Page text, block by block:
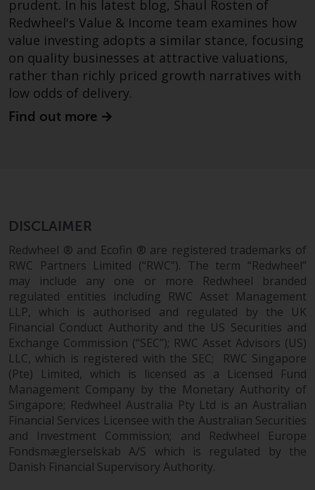
wirksam.
Copyright
Kein Teil dieser Website darf
prudent. In his latest blog, Shaul Rosten of
Redwheel's Value & Income team examines how
value investing adopts a similar stance, focusing
on quality businesses at attractive valuations,
rather than richly priced growth narratives with
low odds of delivery.
Find out more
DISCLAIMER
Redwheel ® and Ecofin ® are registered trademarks of
RWC Partners Limited (“RWC”). The term “Redwheel”
may include any one or more Redwheel branded
regulated entities including RWC Asset Management
LLP, which is authorised and regulated by the UK
Financial Conduct Authority and the US Securities and
Exchange Commission (“SEC”); RWC Asset Advisors (US)
LLC, which is registered with the SEC; RWC Singapore
(Pte) Limited, which is licensed as a Licensed Fund
Management Company by the Monetary Authority of
Singapore; Redwheel Australia Pty Ltd is an Australian
Financial Services Licensee with the Australian Securities
and Investment Commission; and Redwheel Europe
Fondsmæglerselskab A/S which is regulated by the
Danish Financial Supervisory Authority.